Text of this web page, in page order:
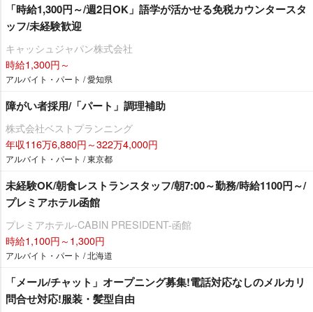
「時給1,300円～/週2日OK」語学が活かせる免税カウンタースタ
ッフ/未経験歓迎
キャッシュジャパン株式会社
時給1,300円～
アルバイト・パート / 愛知県
障がい者採用/「パート」調理補助
株式会社ベストプランニング
年収116万6,880円～322万4,000円
アルバイト・パート / 東京都
未経験OK/朝食レストランスタッフ/朝7:00～勤務/時給1100円～/
プレミアホテル函館
プレミアホテル-CABIN PRESIDENT-函館
時給1,100円～1,300円
アルバイト・パート / 北海道
「メール/チャット」オープニング募集!電話対応なしのメルカリ
問合せ対応!服装・髪型自由